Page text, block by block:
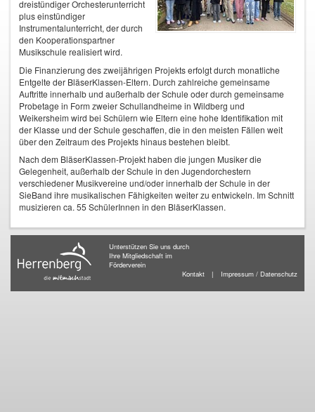
dreistündiger Orchesterunterricht
plus einstündiger
Instrumentalunterricht, der durch
den Kooperationspartner
Musikschule realisiert wird.
Die Finanzierung des zweijährigen Projekts erfolgt durch monatliche
Entgelte der BläserKlassen-Eltern. Durch zahlreiche gemeinsame
Auftritte innerhalb und außerhalb der Schule oder durch gemeinsame
Probetage in Form zweier Schullandheime in Wildberg und
Weikersheim wird bei Schülern wie Eltern eine hohe Identifikation mit
der Klasse und der Schule geschaffen, die in den meisten Fällen weit
über den Zeitraum des Projekts hinaus bestehen bleibt.
Nach dem BläserKlassen-Projekt haben die jungen Musiker die
Gelegenheit, außerhalb der Schule in den Jugendorchestern
verschiedener Musikvereine und/oder innerhalb der Schule in der
SieBand ihre musikalischen Fähigkeiten weiter zu entwickeln. Im Schnitt
musizieren ca. 55 SchülerInnen in den BläserKlassen.
Unterstützen Sie uns durch
Ihre Mitgliedschaft im
Förderverein
Kontakt
| Impressum / Datenschutz